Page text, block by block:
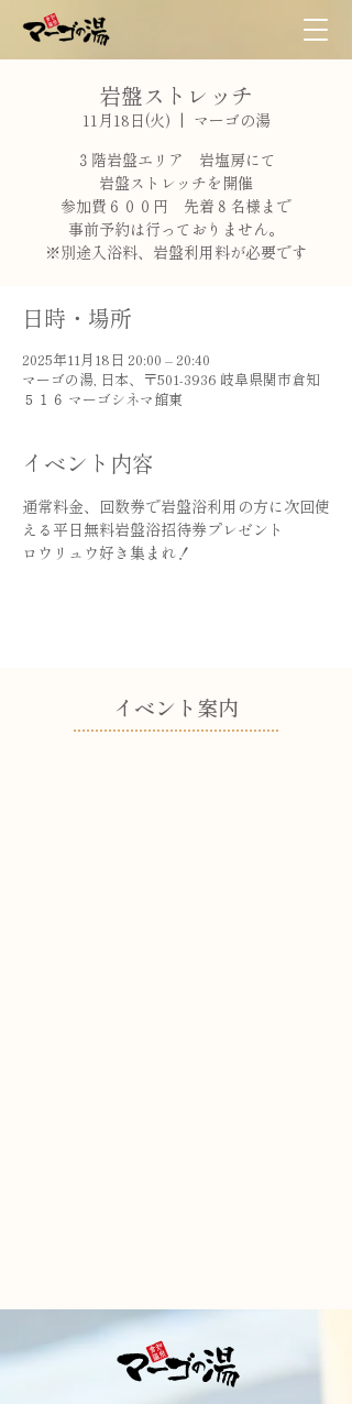
岩盤ストレッチ
11月18日(火)
  |
マーゴの湯
３階岩盤エリア 岩塩房にて
岩盤ストレッチを開催
参加費６００円 先着８名様まで
事前予約は行っておりません。
※別途入浴料、岩盤利用料が必要です
日時・場所
2025年11月18日 20:00 – 20:40
マーゴの湯, 日本、〒501-3936 岐阜県関市倉知
５１６ マーゴシネマ館東
イベント内容
通常料金、回数券で岩盤浴利用の方に次回使
える平日無料岩盤浴招待券プレゼント
ロウリュウ好き集まれ！
​イベント案内